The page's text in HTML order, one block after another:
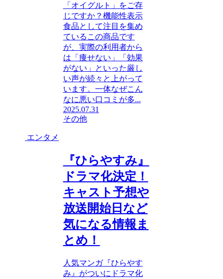
「オイグルト」をご存
じですか？機能性表示
食品として注目を集め
ているこの商品です
が、実際の利用者から
は「痩せない」「効果
がない」といった厳し
い声が続々と上がって
います。一体なぜこん
なに悪い口コミが多...
2025.07.31
その他
エンタメ
『ひらやすみ』
ドラマ化決定！
キャスト予想や
放送開始日など
気になる情報ま
とめ！
人気マンガ『ひらやす
み』がついにドラマ化